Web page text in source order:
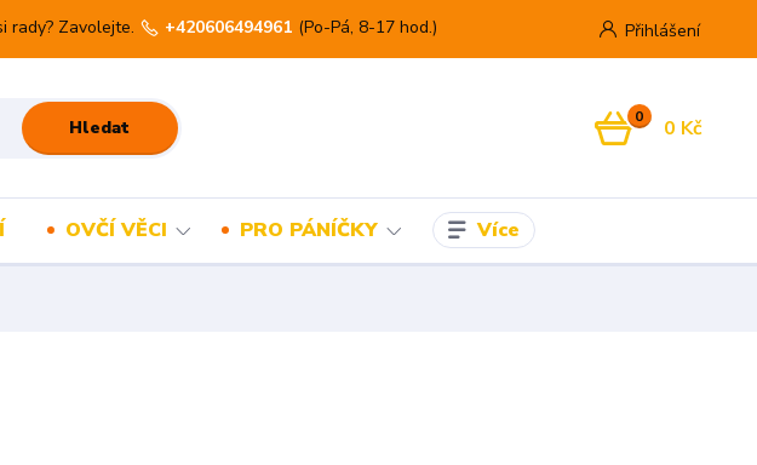
Přihlášení
Hledat
rady? Zavolejte. +420606494961 (Po-Pá, 8-17 hod.)
0 0 Kč
OVČÍ VĚCI PRO PÁNÍČKY Více